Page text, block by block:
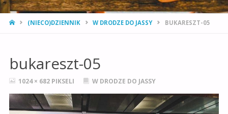
STRONA
(NIECO)DZIENNIK W DRODZE DO JASSY BUKARESZT-05
bukareszt-05
PEŁNY
ROZMIAR
1024 × 682 PIKSELI W DRODZE DO JASSY